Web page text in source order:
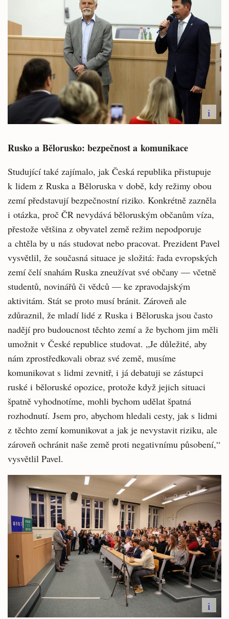
i
Rusko a Bělorusko: bezpečnost a komunikace
Studující také zajímalo, jak Česká republika přistupuje
k lidem z Ruska a Běloruska v době, kdy režimy obou
zemí představují bezpečnostní riziko. Konkrétně zazněla
i otázka, proč ČR nevydává běloruským občanům víza,
přestože většina z obyvatel země režim nepodporuje
a chtěla by u nás studovat nebo pracovat. Prezident Pavel
vysvětlil, že současná situace je složitá: řada evropských
zemí čelí snahám Ruska zneužívat své občany — včetně
studentů, novinářů či vědců — ke zpravodajským
aktivitám. Stát se proto musí bránit. Zároveň ale
zdůraznil, že mladí lidé z Ruska i Běloruska jsou často
nadějí pro budoucnost těchto zemí a že bychom jim měli
umožnit v České republice studovat. „Je důležité, aby
nám zprostředkovali obraz své země, musíme
komunikovat s lidmi zevnitř, i já debatuji se zástupci
ruské i běloruské opozice, protože když jejich situaci
špatně vyhodnotíme, mohli bychom udělat špatná
rozhodnutí. Jsem pro, abychom hledali cesty, jak s lidmi
z těchto zemí komunikovat a jak je nevystavit riziku, ale
zároveň ochránit naše země proti negativnímu působení,“
vysvětlil Pavel.
i